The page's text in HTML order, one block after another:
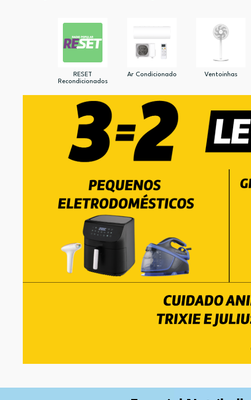
RESET
Recondicionados
Ar Condicionado Ventoinhas